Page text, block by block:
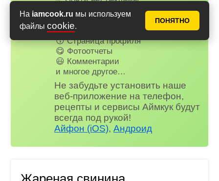
На iamcook.ru мы используем
файлы cookie.
ПОНЯТНО
📌 Книга рецептов
🤩 Планер питания
🤓 Журнал
😗 Страница профиля
😋 Фотоотчеты
😃 Комментарии
и многое другое…
Не забудьте установить наше
веб-приложение на телефон,
рецепты и сервисы Аймкук будут
всегда под рукой!
Айфон (iOS),Андроид